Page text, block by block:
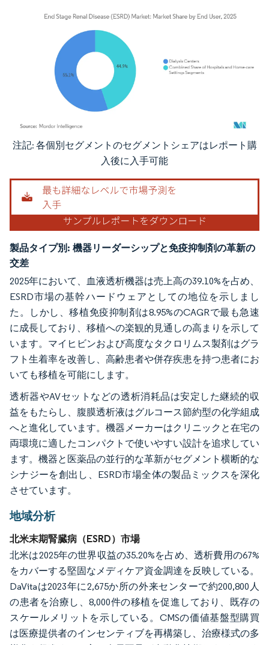
画像 © Mordor Intelligence。再利用にはCC BY 4.0の表示が必要です。
注記: 各個別セグメントのセグメントシェアはレポート購
入後に入手可能
製品タイプ別: 機器リーダーシップと免疫抑制剤の革新の
交差
2025年において、血液透析機器は売上高の39.10%を占め、
ESRD市場の基幹ハードウェアとしての地位を示しまし
た。しかし、移植免疫抑制剤は8.95%のCAGRで最も急速
に成長しており、移植への楽観的見通しの高まりを示して
います。マイヒビンおよび高度なタクロリムス製剤はグラ
フト生着率を改善し、高齢患者や併存疾患を持つ患者にお
いても移植を可能にします。
透析器やAVセットなどの透析消耗品は安定した継続的収
益をもたらし、腹膜透析液はグルコース節約型の化学組成
へと進化しています。機器メーカーはクリニックと在宅の
両環境に適したコンパクトで使いやすい設計を追求してい
ます。機器と医薬品の並行的な革新がセグメント横断的な
シナジーを創出し、ESRD市場全体の製品ミックスを深化
させています。
地域分析
北米末期腎臓病（ESRD）市場
北米は2025年の世界収益の35.20%を占め、透析費用の67%
をカバーする堅固なメディケア資金調達を反映している。
DaVitaは2023年に2,675か所の外来センターで約200,800人
の患者を治療し、8,000件の移植を促進しており、既存の
スケールメリットを示している。CMSの価値基盤型購買
は医療提供者のインセンティブを再構築し、治療様式の多